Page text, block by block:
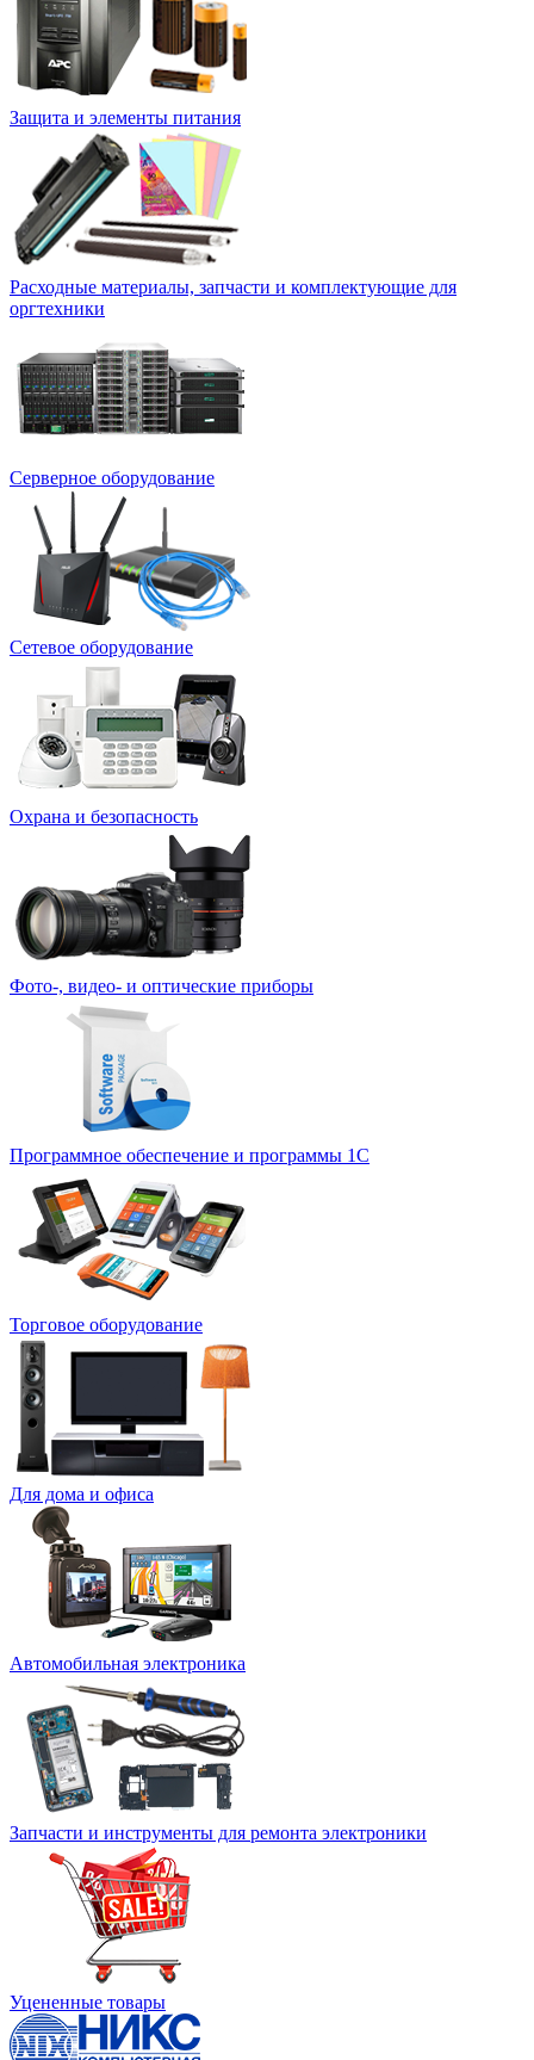
Защита и элементы питания
Расходные материалы, запчасти и комплектующие для
оргтехники
Серверное оборудование
Сетевое оборудование
Охрана и безопасность
Фото-, видео- и оптические приборы
Программное обеспечение и программы 1С
Торговое оборудование
Для дома и офиса
Автомобильная электроника
Запчасти и инструменты для ремонта электроники
Уцененные товары